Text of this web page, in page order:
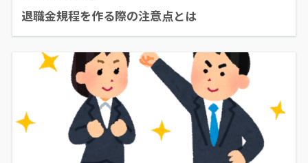
退職金規程を作る際の注意点とは